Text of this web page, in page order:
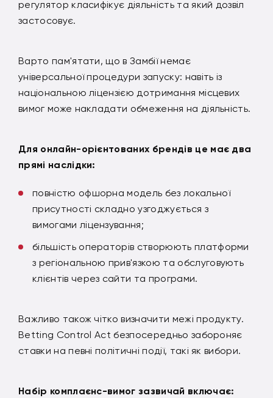
регулятор класифікує діяльність та який дозвіл
застосовує.
Варто пам'ятати, що в Замбії немає
універсальної процедури запуску: навіть із
національною ліцензією дотримання місцевих
вимог може накладати обмеження на діяльність.
Для онлайн-орієнтованих брендів це має два
прямі наслідки:
повністю офшорна модель без локальної
присутності складно узгоджується з
вимогами ліцензування;
більшість операторів створюють платформи
з регіональною прив'язкою та обслуговують
клієнтів через сайти та програми.
Важливо також чітко визначити межі продукту.
Betting Control Act безпосередньо забороняє
ставки на певні політичні події, такі як вибори.
Набір комплаєнс-вимог зазвичай включає: